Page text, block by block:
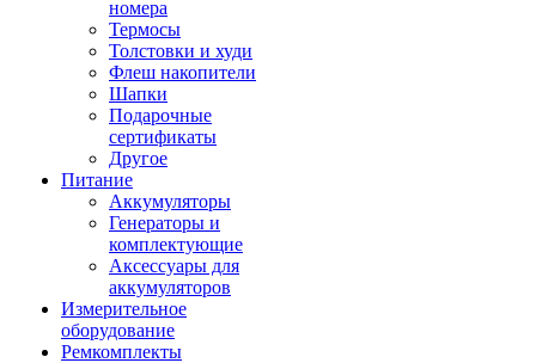
номера
Термосы
Толстовки и худи
Флеш накопители
Шапки
Подарочные
сертификаты
Другое
Питание
Аккумуляторы
Генераторы и
комплектующие
Аксессуары для
аккумуляторов
Измерительное
оборудование
Ремкомплекты